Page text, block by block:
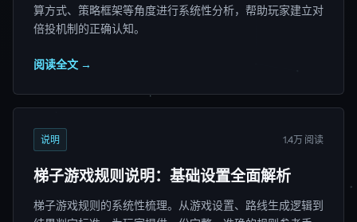
算方式、策略框架等角度进行系统性分析，帮助玩家建立对
倍投机制的正确认知。
阅读全文 →
说明 1.4万 阅读
梯子游戏规则说明：基础设置全面解析
梯子游戏规则的系统性梳理。从游戏设置、路线生成逻辑到